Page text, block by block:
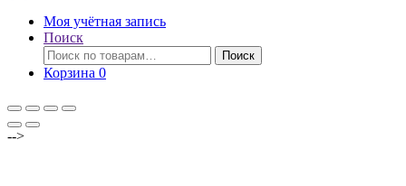
Моя учётная запись
Поиск
Искать:
Поиск
Корзина 0
-->